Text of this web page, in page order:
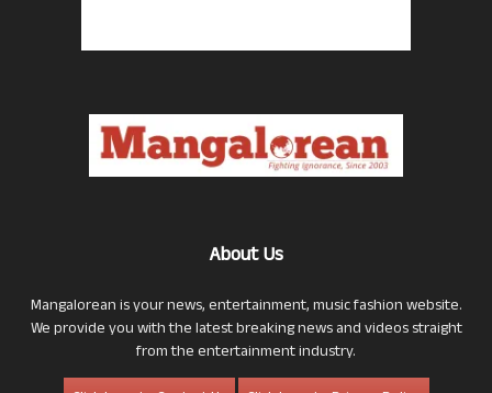
About Us
Mangalorean is your news, entertainment, music fashion website.
We provide you with the latest breaking news and videos straight
from the entertainment industry.